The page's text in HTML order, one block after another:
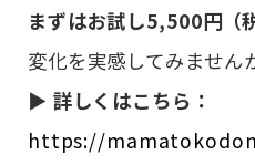
まずはお試し5,500円（
変化を実感してみません
▶ 詳しくはこちら：
https://